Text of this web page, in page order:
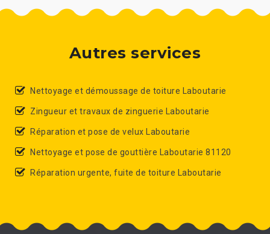
Autres services
Nettoyage et démoussage de toiture Laboutarie
Zingueur et travaux de zinguerie Laboutarie
Réparation et pose de velux Laboutarie
Nettoyage et pose de gouttière Laboutarie 81120
Réparation urgente, fuite de toiture Laboutarie